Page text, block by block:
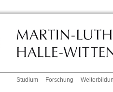
Studium Forschung